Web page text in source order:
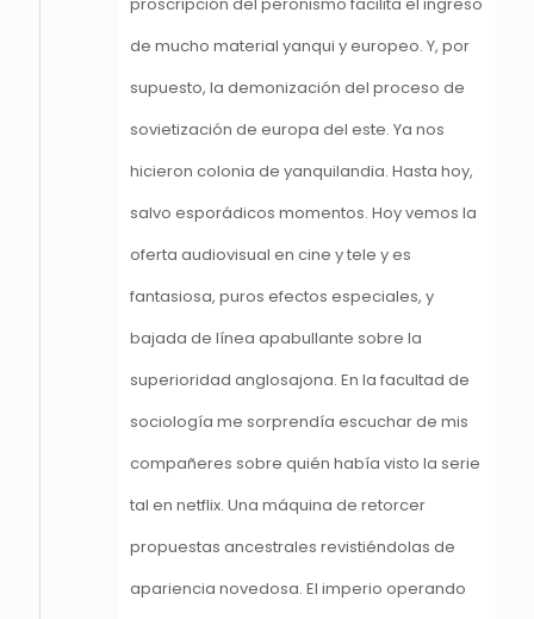
de mucho material yanqui y europeo. Y, por
supuesto, la demonización del proceso de
sovietización de europa del este. Ya nos
hicieron colonia de yanquilandia. Hasta hoy,
salvo esporádicos momentos. Hoy vemos la
oferta audiovisual en cine y tele y es
fantasiosa, puros efectos especiales, y
bajada de línea apabullante sobre la
superioridad anglosajona. En la facultad de
sociología me sorprendía escuchar de mis
compañeres sobre quién había visto la serie
tal en netflix. Una máquina de retorcer
propuestas ancestrales revistiéndolas de
apariencia novedosa. El imperio operando